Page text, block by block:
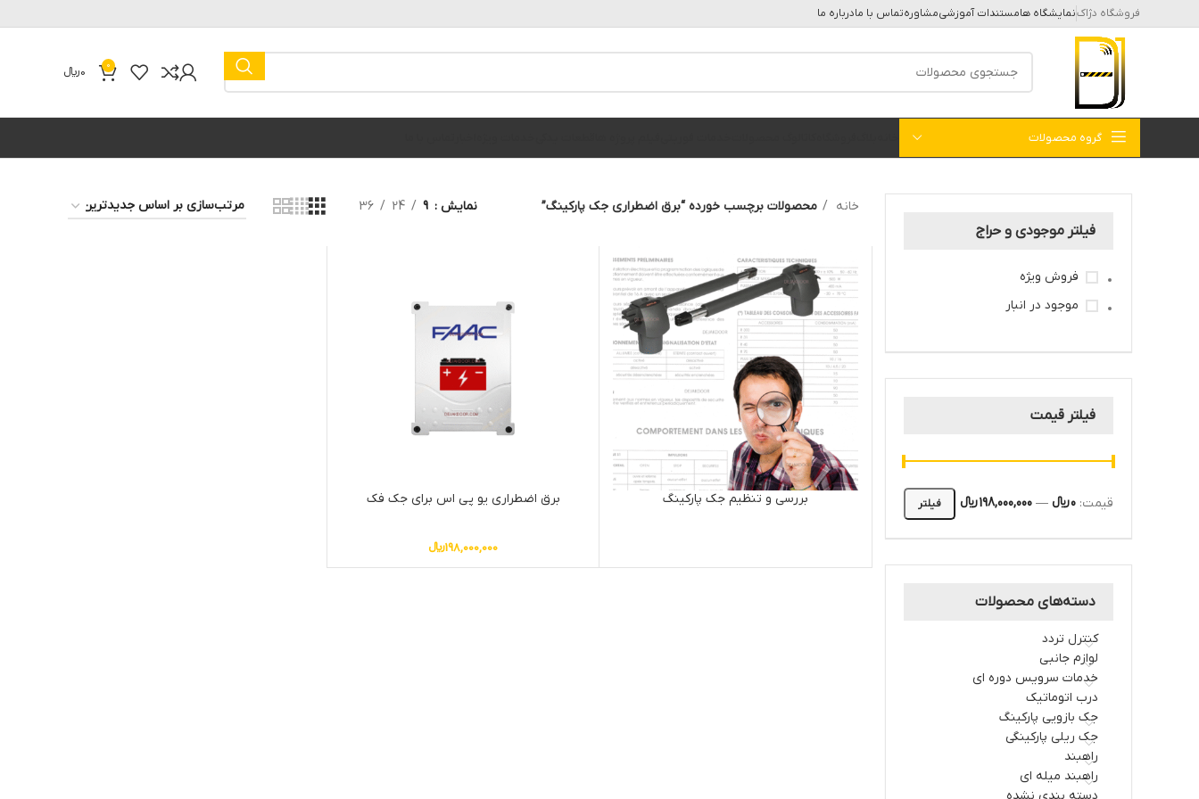
فروشگاه دژاکنمایشگاه هامستندات آموزشیمشاورهتماس با مادرباره ما
0
0﷼
گروه محصولات
فیلتر موجودی و حراج
فروش ویژه
موجود در انبار
فیلتر قیمت
فیلتر قیمت: 0 ﷼ — 198,000,000 ﷼
دسته‌های محصولات
کنترل تردد
لوازم جانبی
خدمات سرویس دوره ای
درب اتوماتیک
جک بازویی پارکینگ
جک ریلی پارکینگی
راهبند
راهبند میله ای
خانه محصولات برچسب خورده “برق اضطراری جک پارکینگ” نمایش 9
24
36
بررسی و تنظیم جک پارکینگ برق اضطراری یو پی اس برای جک فک
198,000,000﷼